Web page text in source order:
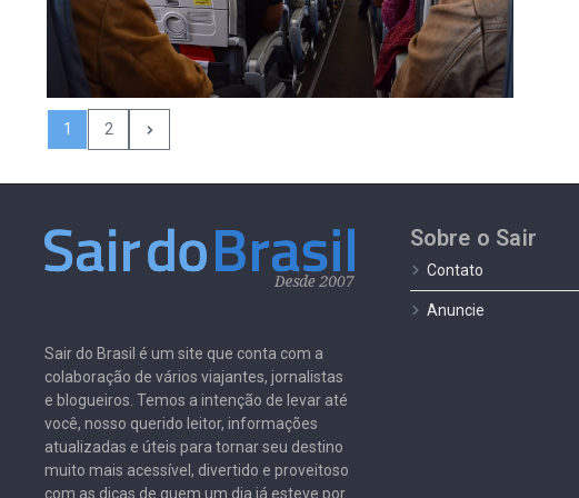
1 2
Sair do Brasil é um site que conta com a
colaboração de vários viajantes, jornalistas
e blogueiros. Temos a intenção de levar até
você, nosso querido leitor, informações
atualizadas e úteis para tornar seu destino
muito mais acessível, divertido e proveitoso
com as dicas de quem um dia já esteve por
Sobre o Sair
Contato
Anuncie